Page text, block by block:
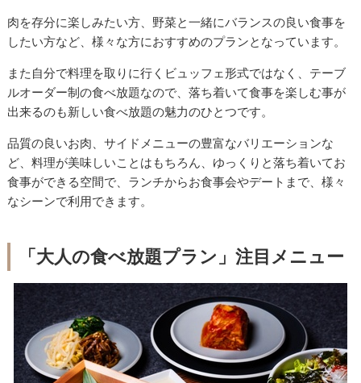
肉を存分に楽しみたい方、野菜と一緒にバランスの良い食事を
したい方など、様々な方におすすめのプランとなっています。
また自分で料理を取りに行くビュッフェ形式ではなく、テーブ
ルオーダー制の食べ放題なので、落ち着いて食事を楽しむ事が
出来るのも新しい食べ放題の魅力のひとつです。
品質の良いお肉、サイドメニューの豊富なバリエーションな
ど、料理が美味しいことはもちろん、ゆっくりと落ち着いてお
食事ができる空間で、ランチからお食事会やデートまで、様々
なシーンで利用できます。
「大人の食べ放題プラン」注目メニュー